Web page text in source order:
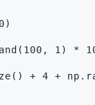
1) *
+ 4 +